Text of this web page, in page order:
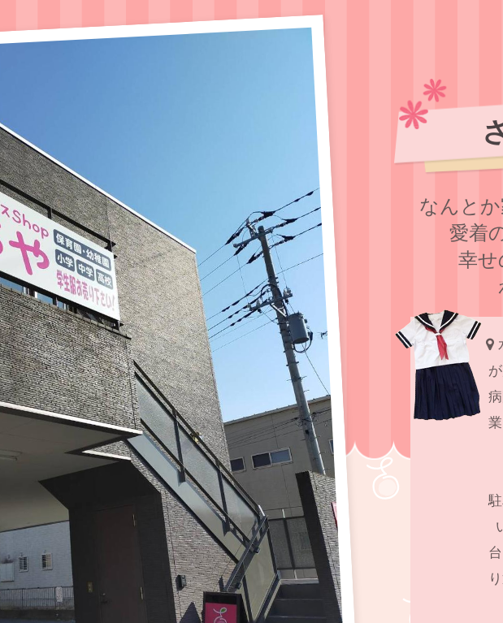
なんと
愛着
幸